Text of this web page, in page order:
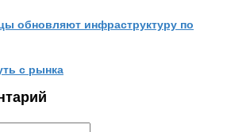
обновляют инфраструктуру по
с рынка